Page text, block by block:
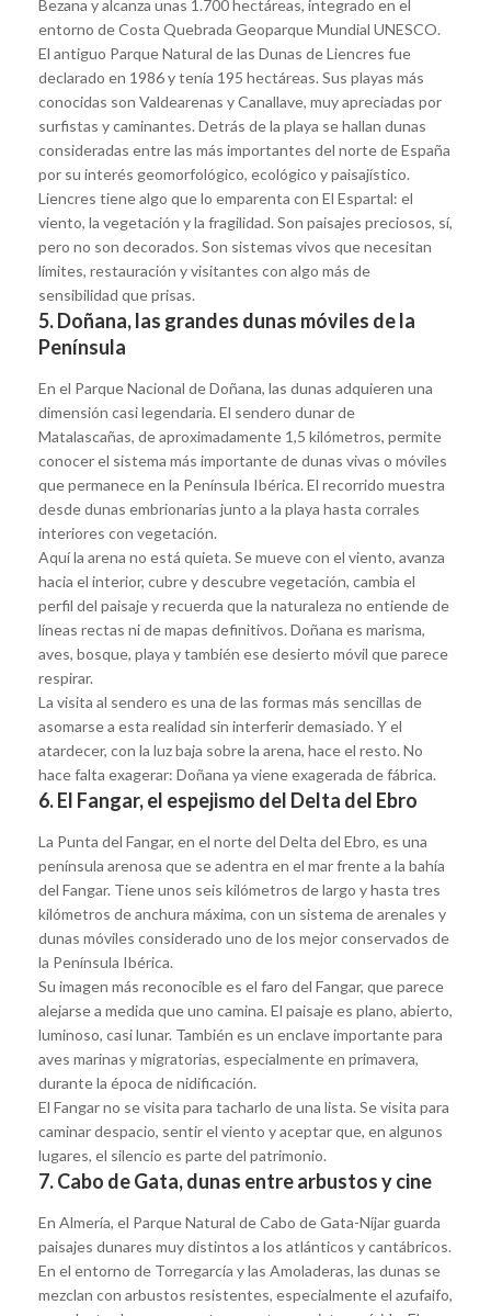
Bezana y alcanza unas 1.700 hectáreas, integrado en el
entorno de Costa Quebrada Geoparque Mundial UNESCO.
El antiguo Parque Natural de las Dunas de Liencres fue
declarado en 1986 y tenía 195 hectáreas. Sus playas más
conocidas son Valdearenas y Canallave, muy apreciadas por
surfistas y caminantes. Detrás de la playa se hallan dunas
consideradas entre las más importantes del norte de España
por su interés geomorfológico, ecológico y paisajístico.
Liencres tiene algo que lo emparenta con El Espartal: el
viento, la vegetación y la fragilidad. Son paisajes preciosos, sí,
pero no son decorados. Son sistemas vivos que necesitan
límites, restauración y visitantes con algo más de
sensibilidad que prisas.
5. Doñana, las grandes dunas móviles de la
Península
En el Parque Nacional de Doñana, las dunas adquieren una
dimensión casi legendaria. El sendero dunar de
Matalascañas, de aproximadamente 1,5 kilómetros, permite
conocer el sistema más importante de dunas vivas o móviles
que permanece en la Península Ibérica. El recorrido muestra
desde dunas embrionarias junto a la playa hasta corrales
interiores con vegetación.
Aquí la arena no está quieta. Se mueve con el viento, avanza
hacia el interior, cubre y descubre vegetación, cambia el
perfil del paisaje y recuerda que la naturaleza no entiende de
líneas rectas ni de mapas definitivos. Doñana es marisma,
aves, bosque, playa y también ese desierto móvil que parece
respirar.
La visita al sendero es una de las formas más sencillas de
asomarse a esta realidad sin interferir demasiado. Y el
atardecer, con la luz baja sobre la arena, hace el resto. No
hace falta exagerar: Doñana ya viene exagerada de fábrica.
6. El Fangar, el espejismo del Delta del Ebro
La Punta del Fangar, en el norte del Delta del Ebro, es una
península arenosa que se adentra en el mar frente a la bahía
del Fangar. Tiene unos seis kilómetros de largo y hasta tres
kilómetros de anchura máxima, con un sistema de arenales y
dunas móviles considerado uno de los mejor conservados de
la Península Ibérica.
Su imagen más reconocible es el faro del Fangar, que parece
alejarse a medida que uno camina. El paisaje es plano, abierto,
luminoso, casi lunar. También es un enclave importante para
aves marinas y migratorias, especialmente en primavera,
durante la época de nidificación.
El Fangar no se visita para tacharlo de una lista. Se visita para
caminar despacio, sentir el viento y aceptar que, en algunos
lugares, el silencio es parte del patrimonio.
7. Cabo de Gata, dunas entre arbustos y cine
En Almería, el Parque Natural de Cabo de Gata-Níjar guarda
paisajes dunares muy distintos a los atlánticos y cantábricos.
En el entorno de Torregarcía y las Amoladeras, las dunas se
mezclan con arbustos resistentes, especialmente el azufaifo,